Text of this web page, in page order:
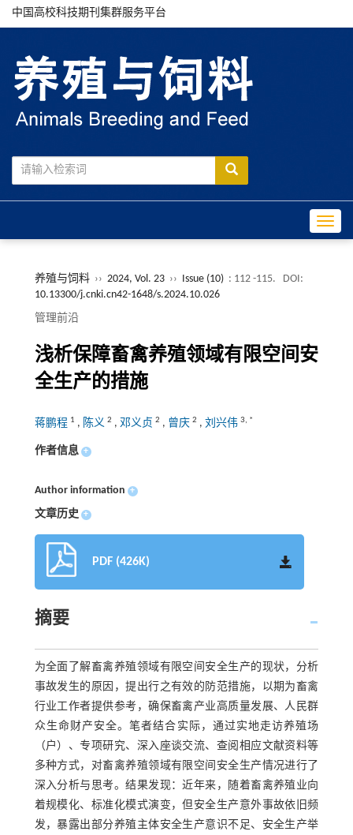
中国高校科技期刊集群服务平台
养殖与饲料 ›› 2024, Vol. 23 ›› Issue (10) : 112 -115.
DOI:
10.13300/j.cnki.cn42-1648/s.2024.10.026
管理前沿
浅析保障畜禽养殖领域有限空间安
全生产的措施
蒋鹏程 1 , 陈义 2 , 邓义贞 2 , 曾庆 2 , 刘兴伟 3, *
作者信息 +
Author information +
文章历史 +
PDF (426K)
摘要
为全面了解畜禽养殖领域有限空间安全生产的现状，分析
事故发生的原因，提出行之有效的防范措施，以期为畜禽
行业工作者提供参考，确保畜禽产业高质量发展、人民群
众生命财产安全。笔者结合实际，通过实地走访养殖场
（户）、专项研究、深入座谈交流、查阅相应文献资料等
多种方式，对畜禽养殖领域有限空间安全生产情况进行了
深入分析与思考。结果发现：近年来，随着畜禽养殖业向
着规模化、标准化模式演变，但安全生产意外事故依旧频
发，暴露出部分养殖主体安全生产意识不足、安全生产举